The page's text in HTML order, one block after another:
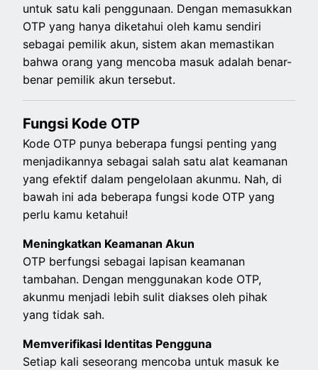
untuk satu kali penggunaan. Dengan memasukkan
OTP yang hanya diketahui oleh kamu sendiri
sebagai pemilik akun, sistem akan memastikan
bahwa orang yang mencoba masuk adalah benar-
benar pemilik akun tersebut.
Fungsi Kode OTP
Kode OTP punya beberapa fungsi penting yang
menjadikannya sebagai salah satu alat keamanan
yang efektif dalam pengelolaan akunmu. Nah, di
bawah ini ada beberapa fungsi kode OTP yang
perlu kamu ketahui!
Meningkatkan Keamanan Akun
OTP berfungsi sebagai lapisan keamanan
tambahan. Dengan menggunakan kode OTP,
akunmu menjadi lebih sulit diakses oleh pihak
yang tidak sah.
Memverifikasi Identitas Pengguna
Setiap kali seseorang mencoba untuk masuk ke